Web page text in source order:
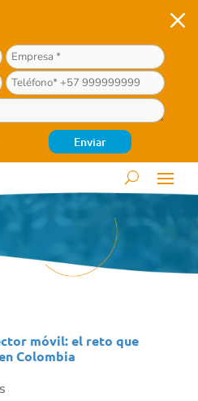
M
móvil: el reto que
Colombia